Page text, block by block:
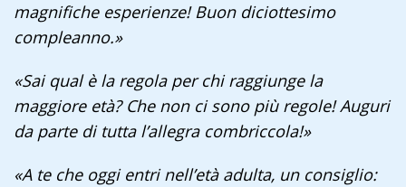
magnifiche esperienze! Buon diciottesimo
compleanno.»
«Sai qual è la regola per chi raggiunge la
maggiore età? Che non ci sono più regole! Auguri
da parte di tutta l’allegra combriccola!»
«A te che oggi entri nell’età adulta, un consiglio: